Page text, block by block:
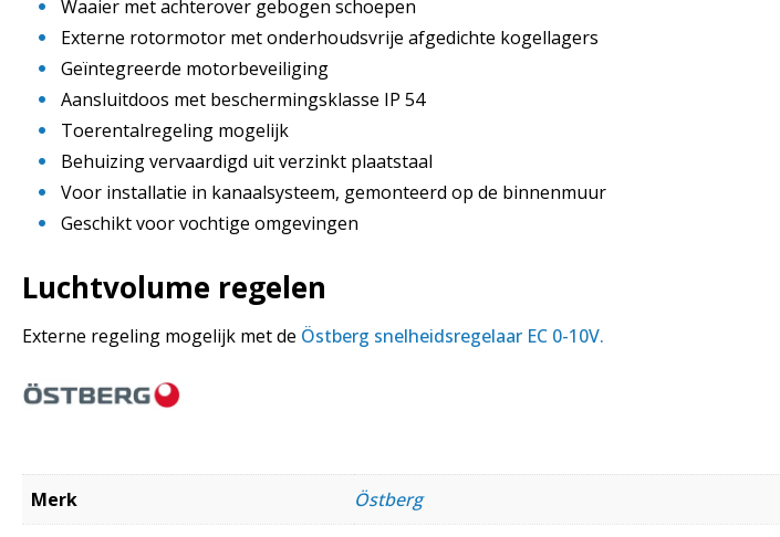
Waaier met achterover gebogen schoepen
Externe rotormotor met onderhoudsvrije afgedichte kogellagers
Geïntegreerde motorbeveiliging
Aansluitdoos met beschermingsklasse IP 54
Toerentalregeling mogelijk
Behuizing vervaardigd uit verzinkt plaatstaal
Voor installatie in kanaalsysteem, gemonteerd op de binnenmuur
Geschikt voor vochtige omgevingen
Luchtvolume regelen
Externe regeling mogelijk met de Östberg snelheidsregelaar EC 0-10V.
Merk Östberg